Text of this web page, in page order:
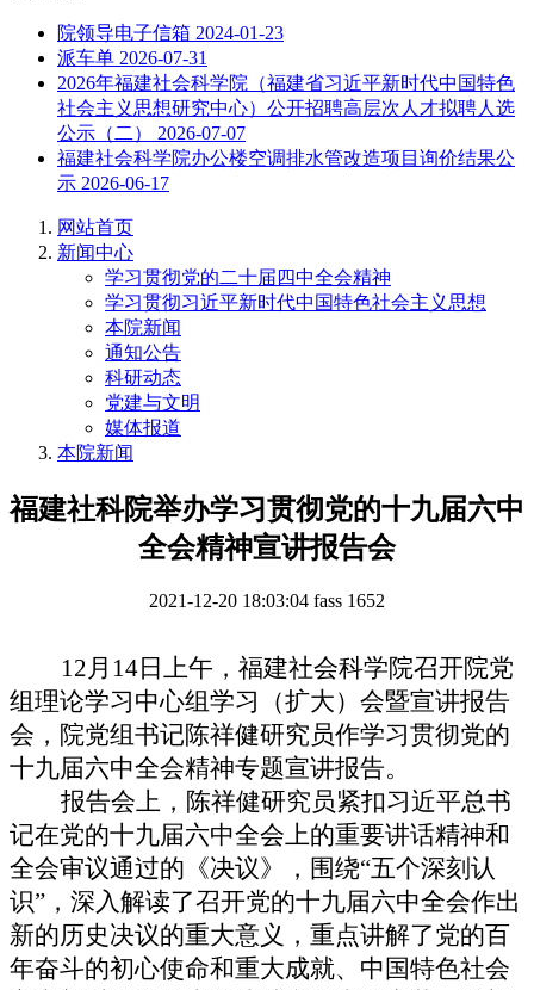
院领导电子信箱 2024-01-23
派车单 2026-07-31
2026年福建社会科学院（福建省习近平新时代中国特色
社会主义思想研究中心）公开招聘高层次人才拟聘人选
公示（二） 2026-07-07
福建社会科学院办公楼空调排水管改造项目询价结果公
示 2026-06-17
网站首页
新闻中心
学习贯彻党的二十届四中全会精神
学习贯彻习近平新时代中国特色社会主义思想
本院新闻
通知公告
科研动态
党建与文明
媒体报道
本院新闻
福建社科院举办学习贯彻党的十九届六中
全会精神宣讲报告会
2021-12-20 18:03:04 fass 1652
12月14日上午，福建社会科学院召开院党
组理论学习中心组学习（扩大）会暨宣讲报告
会，院党组书记陈祥健研究员作学习贯彻党的
十九届六中全会精神专题宣讲报告。
报告会上，陈祥健研究员紧扣习近平总书
记在党的十九届六中全会上的重要讲话精神和
全会审议通过的《决议》，围绕“五个深刻认
识”，深入解读了召开党的十九届六中全会作出
新的历史决议的重大意义，重点讲解了党的百
年奋斗的初心使命和重大成就、中国特色社会